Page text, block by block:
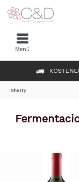
Menü
Sherry